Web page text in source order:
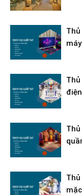
mặc